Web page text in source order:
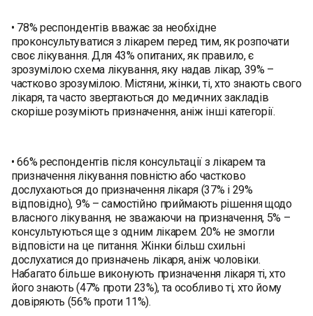
• 78% респондентів вважає за необхідне
проконсультуватися з лікарем перед тим, як розпочати
своє лікування. Для 43% опитаних, як правило, є
зрозумілою схема лікування, яку надав лікар, 39% –
частково зрозумілою. Містяни, жінки, ті, хто знають свого
лікаря, та часто звертаються до медичних закладів
скоріше розуміють призначення, аніж інші категорії.
• 66% респондентів після консультації з лікарем та
призначення лікування повністю або частково
дослухаються до призначення лікаря (37% і 29%
відповідно), 9% – самостійно приймають рішення щодо
власного лікування, не зважаючи на призначення, 5% –
консультуються ще з одним лікарем. 20% не змогли
відповісти на це питання. Жінки більш схильні
дослухатися до призначень лікаря, аніж чоловіки.
Набагато більше виконують призначення лікаря ті, хто
його знають (47% проти 23%), та особливо ті, хто йому
довіряють (56% проти 11%).